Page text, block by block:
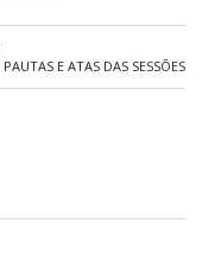
PAUTAS E ATAS DAS SESSÕES